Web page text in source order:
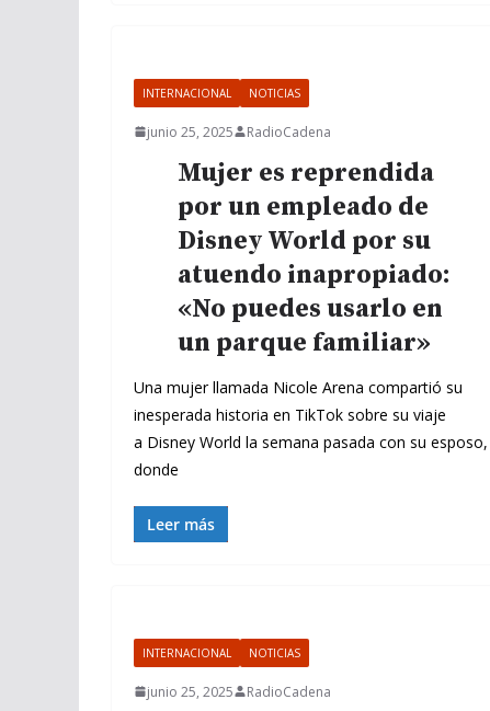
INTERNACIONAL NOTICIAS
junio 25, 2025 RadioCadena
Mujer es reprendida
por un empleado de
Disney World por su
atuendo inapropiado:
«No puedes usarlo en
un parque familiar»
Una mujer llamada Nicole Arena compartió su
inesperada historia en TikTok sobre su viaje
a Disney World la semana pasada con su esposo,
donde
Leer más
INTERNACIONAL NOTICIAS
junio 25, 2025 RadioCadena